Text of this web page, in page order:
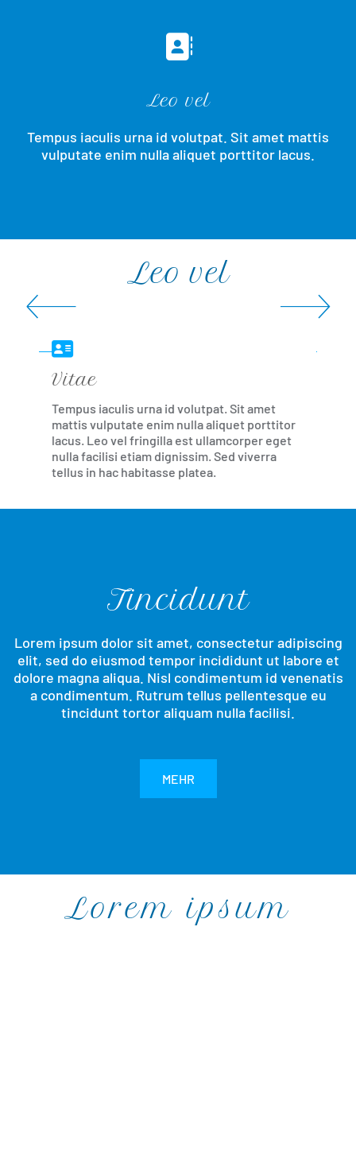
Leo vel
Tempus iaculis urna id volutpat. Sit amet mattis
vulputate enim nulla aliquet porttitor lacus.
Einleitung
Leo vel
Vitae
Tempus iaculis urna id volutpat. Sit amet
mattis vulputate enim nulla aliquet porttitor
lacus. Leo vel fringilla est ullamcorper eget
nulla facilisi etiam dignissim. Sed viverra
tellus in hac habitasse platea.
Tincidunt
Lorem ipsum dolor sit amet, consectetur adipiscing
elit, sed do eiusmod tempor incididunt ut labore et
dolore magna aliqua. Nisl condimentum id venenatis
a condimentum. Rutrum tellus pellentesque eu
tincidunt tortor aliquam nulla facilisi.
MEHR
Einleitung
Lorem ipsum